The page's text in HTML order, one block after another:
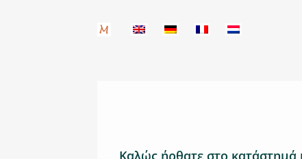
Kαλώς ήρθατε στο κατάστημά